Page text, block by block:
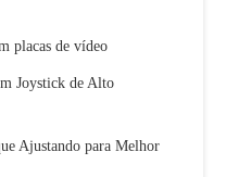
placas de vídeo
Joystick de Alto
Ajustando para Melhor